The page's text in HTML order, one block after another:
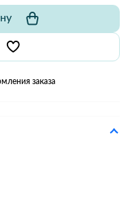
заказа